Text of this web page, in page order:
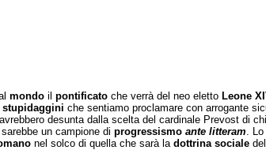
mondo il pontificato che verrà del neo eletto Leone
stupidaggini che sentiamo proclamare con arrogante
desunta dalla scelta del cardinale Prevost di
un campione di progressismo ante litteram.
nel solco di quella che sarà la dottrina sociale